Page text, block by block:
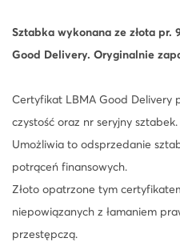
A
-
4
h
Sztabka wykonana ze złota pr.
Good Delivery. Oryginalnie
Certyfikat LBMA Good Delivery
czystość oraz nr seryjny sztabek.
Umożliwia to odsprzedanie
potrąceń finansowych.
Złoto opatrzone tym
niepowiązanych z łamaniem
przestępczą.